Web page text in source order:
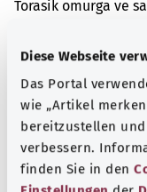
Diese Webseite
Das Portal
wie „Artikel
bereitzustellen
verbessern.
finden Sie in den
Torasik omurga ve
çok fazla kavislidir.
değişikliktir.
Omurga normalden
olabilir.
Ek kodlar